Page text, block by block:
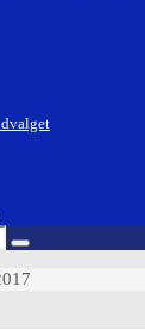
Search